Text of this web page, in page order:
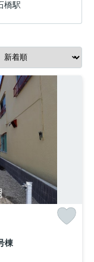
橋駅
棟